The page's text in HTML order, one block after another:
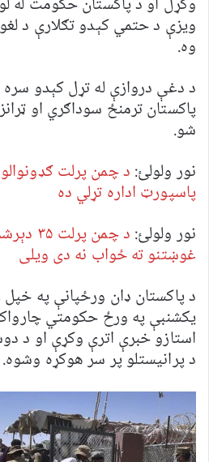
ویزې د حتمي کېدو تګلارې د
وه.
د دغې دروازې له تړل کېدو سره
پاکستان ترمنځ سوداګري او
شو.
نور ولولئ: د چمن پرلت
پاسپورټ اداره تړلي ده
نور ولولئ:
د چمن
غوښتنو ته ځواب نه دی ویلی
د پاکستان ډان ورځپانې په
یکشنبې په ورځ حکومتي
استازو خبرې اترې وکړې او د
د پرانیستلو پر سر هوکړه وشوه.